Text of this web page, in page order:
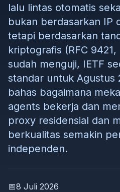
lalu lintas otomatis
bukan berdasarkan IP
tetapi berdasarkan
kriptografis (RFC
sudah menguji, IETF
standar untuk Agustus
bahas bagaimana
agents bekerja dan
proxy residensial dan
berkualitas semakin
independen.
📅8 Juli 2026